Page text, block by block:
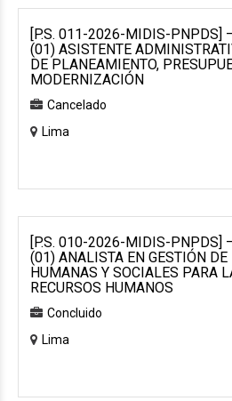
[P.S. 011-2026-MIDIS-PNPDS]
(01) ASISTENTE
DE PLANEAMIENTO,
MODERNIZACIÓN
Cancelado
Lima
[P.S. 010-2026-MIDIS-PNPDS]
(01) ANALISTA EN GESTIÓN DE
HUMANAS Y SOCIALES PARA
RECURSOS HUMANOS
Concluido
Lima